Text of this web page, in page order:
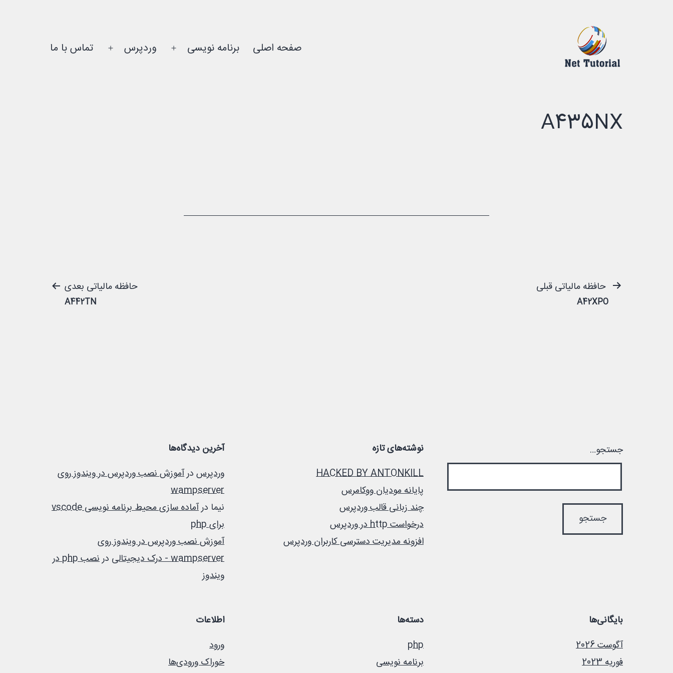
صفحه اصلی برنامه نویسی باز وردپرس باز تماس با ما
A435NX
راهبری
نوشته
حافظه مالیاتی قبلی
A42XPO
حافظه مالیاتی بعدی
A442TN
جستجو…
نوشته‌های تازه
HACKED BY ANTONKILL
پایانه مودیان ووکامرس
چند زبانی قالب وردپرس
درخواست http در وردپرس
افزونه مدیریت دسترسی کاربران وردپرس
آخرین دیدگاه‌ها
وردپرس درآموزش نصب وردپرس در ویندوز روی
wampserver
نیما در
آماده سازی محیط برنامه نویسی vscode
برای php
آموزش نصب وردپرس در ویندوز روی
wampserver - درک دیجیتالی
در
نصب php در
ویندوز
بایگانی‌ها
آگوست 2026
فوریه 2023
دسته‌ها
php
برنامه نویسی
اطلاعات
ورود
خوراک ورودی‌ها